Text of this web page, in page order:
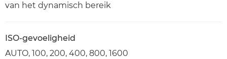
van het dynamisch bereik
ISO-gevoeligheid
AUTO, 100, 200, 400, 800, 1600